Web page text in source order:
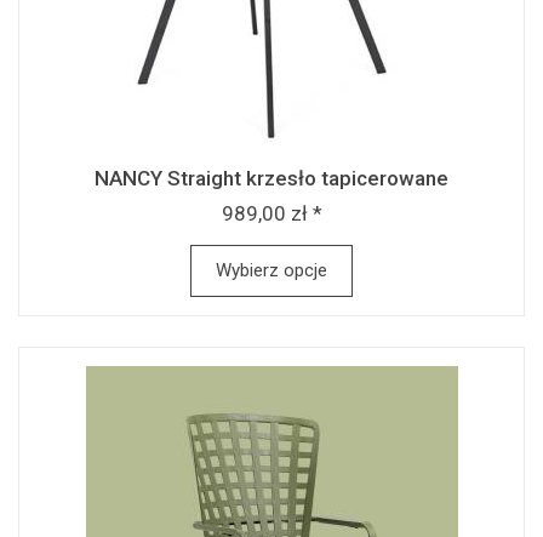
NANCY Straight krzesło tapicerowane
989,00 zł *
Wybierz opcje